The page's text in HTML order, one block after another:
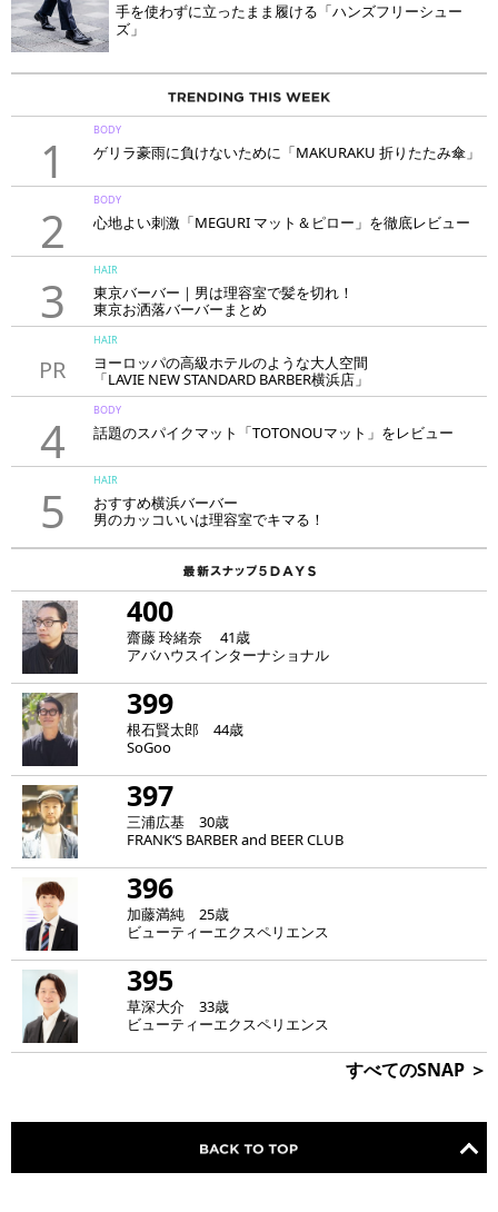
手を使わずに立ったまま履ける「ハンズフリーシュー
ズ」
1
BODY
ゲリラ豪雨に負けないために「MAKURAKU 折りたたみ傘」
2
BODY
心地よい刺激「MEGURI マット＆ピロー」を徹底レビュー
3
HAIR
東京バーバー｜男は理容室で髪を切れ！
東京お洒落バーバーまとめ
PR
HAIR
ヨーロッパの高級ホテルのような大人空間
「LAVIE NEW STANDARD BARBER横浜店」
4
BODY
話題のスパイクマット「TOTONOUマット」をレビュー
5
HAIR
おすすめ横浜バーバー
男のカッコいいは理容室でキマる！
400
齋藤 玲緒奈 41歳
アバハウスインターナショナル
399
根石賢太郎 44歳
SoGoo
397
三浦広基 30歳
FRANK‘S BARBER and BEER CLUB
396
加藤満純 25歳
ビューティーエクスペリエンス
395
草深大介 33歳
ビューティーエクスペリエンス
すべてのSNAP ＞